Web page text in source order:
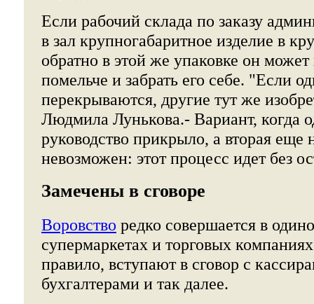
Если рабочий склада по заказу
в зал крупногабаритное изделие в
обратно в этой же упаковке он может
помельче и забрать его себе. "Если
перекрываются, другие тут же
Людмила Лунькова.- Вариант, когда
руководство прикрыло, а вторая еще
невозможен: этот процесс идет без
Замечены в сговоре
Воровство редко совершается в
супермаркетах и торговых
правило, вступают в сговор с
бухгалтерами и так далее.